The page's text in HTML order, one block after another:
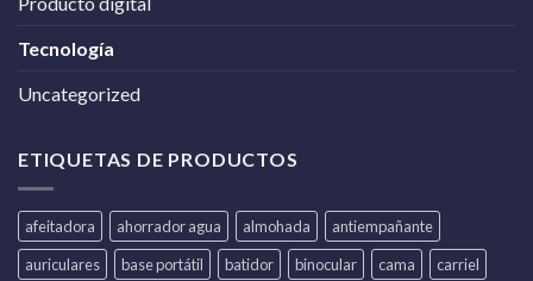
Tecnología
Uncategorized
ETIQUETAS DE PRODUCTOS
afeitadora ahorrador agua almohada
antiempañante
auriculares
base portátil batidor binocular cama carriel